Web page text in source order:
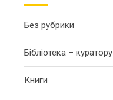
Без рубрики
Бібліотека – куратору
Книги